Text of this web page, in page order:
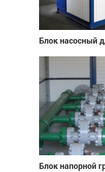
Блок насосный
Блок напорной